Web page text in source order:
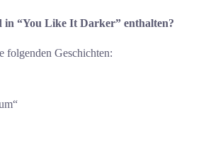
in “You Like It Darker” enthalten?
folgenden Geschichten: